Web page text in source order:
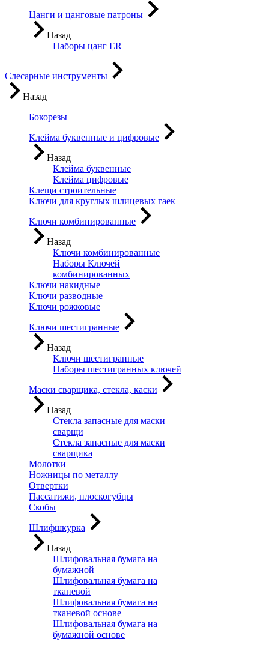
Цанги и цанговые патроны
Назад
Наборы цанг ER
Слесарные инструменты
Назад
Бокорезы
Клейма буквенные и цифровые
Назад
Клейма буквенные
Клейма цифровые
Клещи строительные
Ключи для круглых шлицевых гаек
Ключи комбинированные
Назад
Ключи комбинированные
Наборы Ключей
комбинированных
Ключи накидные
Ключи разводные
Ключи рожковые
Ключи шестигранные
Назад
Ключи шестигранные
Наборы шестигранных ключей
Маски сварщика, стекла, каски
Назад
Стекла запасные для маски
сварщи
Стекла запасные для маски
сварщика
Молотки
Ножницы по металлу
Отвертки
Пассатижи, плоскогубцы
Скобы
Шлифшкурка
Назад
Шлифовальная бумага на
бумажной
Шлифовальная бумага на
тканевой
Шлифовальная бумага на
тканевой основе
Шлифовальная бумага на
бумажной основе